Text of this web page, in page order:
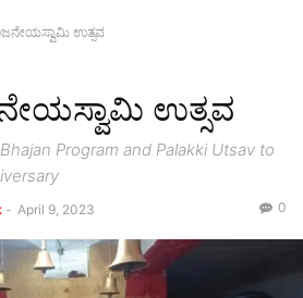
ಉತ್ಸವ
ಉತ್ಸವ
Program and Palakki Utsav to
- April 9, 2023 0